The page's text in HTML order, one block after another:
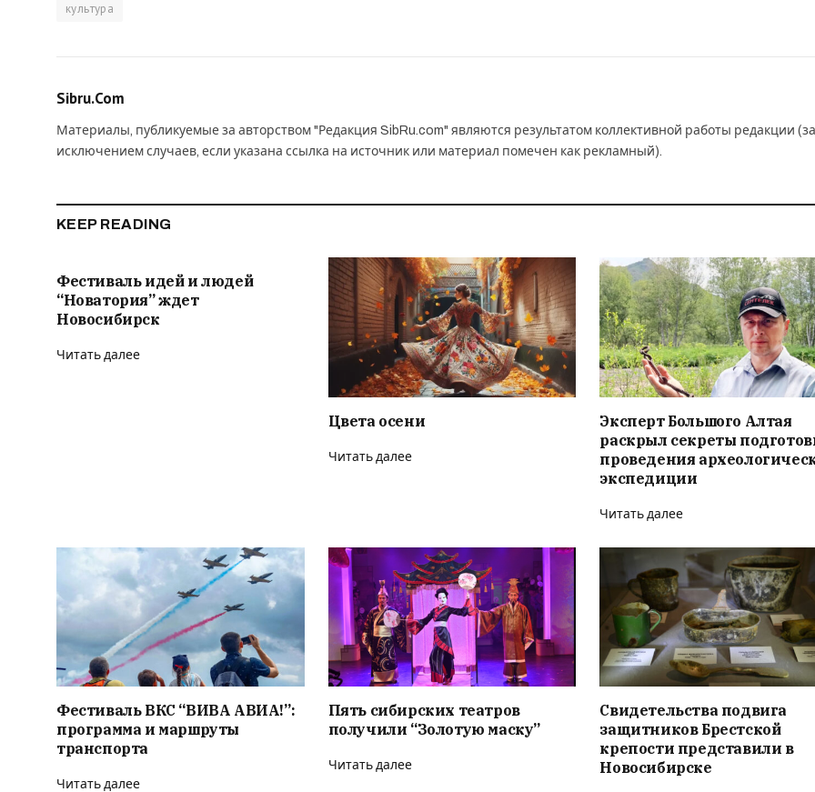
культура
Sibru.Com
Материалы, публикуемые за авторством "Редакция SibRu.com" являются результатом коллективной работы редакции (за
исключением случаев, если указана ссылка на источник или материал помечен как рекламный).
KEEP READING
Фестиваль идей и людей
“Новатория” ждет
Новосибирск
Читать далее
Цвета осени
Читать далее
Эксперт Большого Алтая
раскрыл секреты
проведения
экспедиции
Читать далее
Фестиваль ВКС “ВИВА АВИА!”:
программа и маршруты
транспорта
Читать далее
Пять сибирских театров
получили “Золотую маску”
Читать далее
Свидетельства подвига
защитников Брестской
крепости представили в
Новосибирске